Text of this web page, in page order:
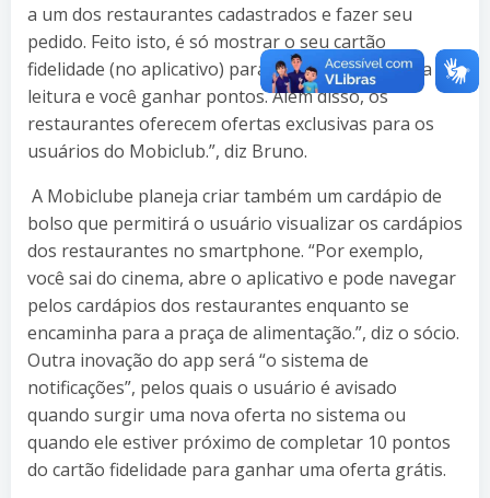
a um dos restaurantes cadastrados e fazer seu
pedido. Feito isto, é só mostrar o seu cartão
fidelidade (no aplicativo) para o atendente fazer a
leitura e você ganhar pontos. Além disso, os
restaurantes oferecem ofertas exclusivas para os
usuários do Mobiclub.”, diz Bruno.
A Mobiclube planeja criar também um cardápio de
bolso que permitirá o usuário visualizar os cardápios
dos restaurantes no smartphone. “Por exemplo,
você sai do cinema, abre o aplicativo e pode navegar
pelos cardápios dos restaurantes enquanto se
encaminha para a praça de alimentação.”, diz o sócio.
Outra inovação do app será “o sistema de
notificações”, pelos quais o usuário é avisado
quando surgir uma nova oferta no sistema ou
quando ele estiver próximo de completar 10 pontos
do cartão fidelidade para ganhar uma oferta grátis.